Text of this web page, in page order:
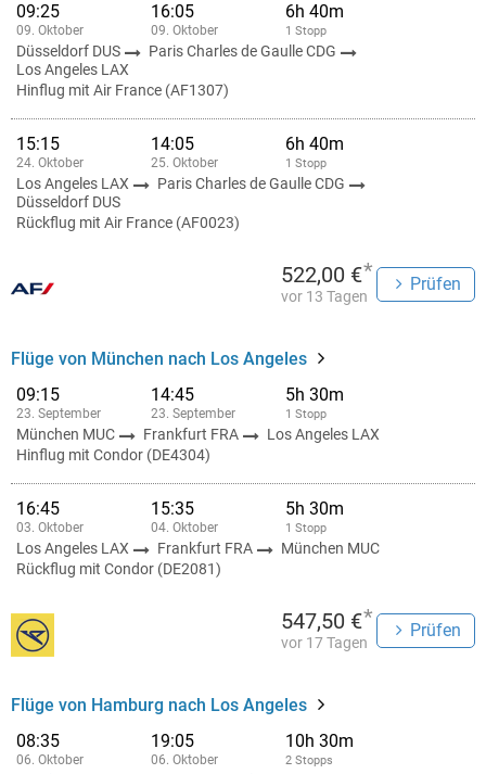
09:25
09. Oktober
16:05
09. Oktober
6h 40m
1 Stopp
Düsseldorf DUS
Paris Charles de Gaulle CDG
Los Angeles LAX
Hinflug mit Air France (AF1307)
15:15
24. Oktober
14:05
25. Oktober
6h 40m
1 Stopp
Los Angeles LAX
Paris Charles de Gaulle CDG
Düsseldorf DUS
Rückflug mit Air France (AF0023)
522,00 €*
vor 13 Tagen
Prüfen
Flüge von München nach Los Angeles
09:15
23. September
14:45
23. September
5h 30m
1 Stopp
München MUC Frankfurt FRA
Los Angeles LAX
Hinflug mit Condor (DE4304)
16:45
03. Oktober
15:35
04. Oktober
5h 30m
1 Stopp
Los Angeles LAX Frankfurt FRA
München MUC
Rückflug mit Condor (DE2081)
547,50 €*
vor 17 Tagen
Prüfen
Flüge von Hamburg nach Los Angeles
08:35
06. Oktober
19:05
06. Oktober
10h 30m
2 Stopps